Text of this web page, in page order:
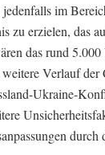
im
zu erzielen, das
das rund
weitere Verlauf
Ukraine-